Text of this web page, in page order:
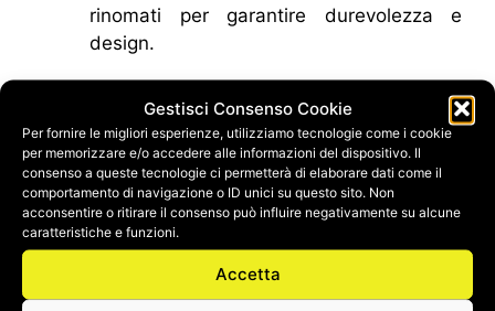
Gestisci Consenso Cookie
Per fornire le migliori esperienze, utilizziamo tecnologie come i cookie
per memorizzare e/o accedere alle informazioni del dispositivo. Il
consenso a queste tecnologie ci permetterà di elaborare dati come il
comportamento di navigazione o ID unici su questo sito. Non
acconsentire o ritirare il consenso può influire negativamente su alcune
caratteristiche e funzioni.
Accetta
rinomati per garantire durevolezza e
design.
Materiali e design di alta qualità
Synedil si distingue per l’utilizzo dimateriali di
prima sceltae tecnologie avanzate che
assicurano la massima resistenza e facilità di
manutenzione. Che si tratti di un bagno in stile
moderno, classico o minimalista, Synedil è in
grado di trasformare ogni ambiente in un luogo